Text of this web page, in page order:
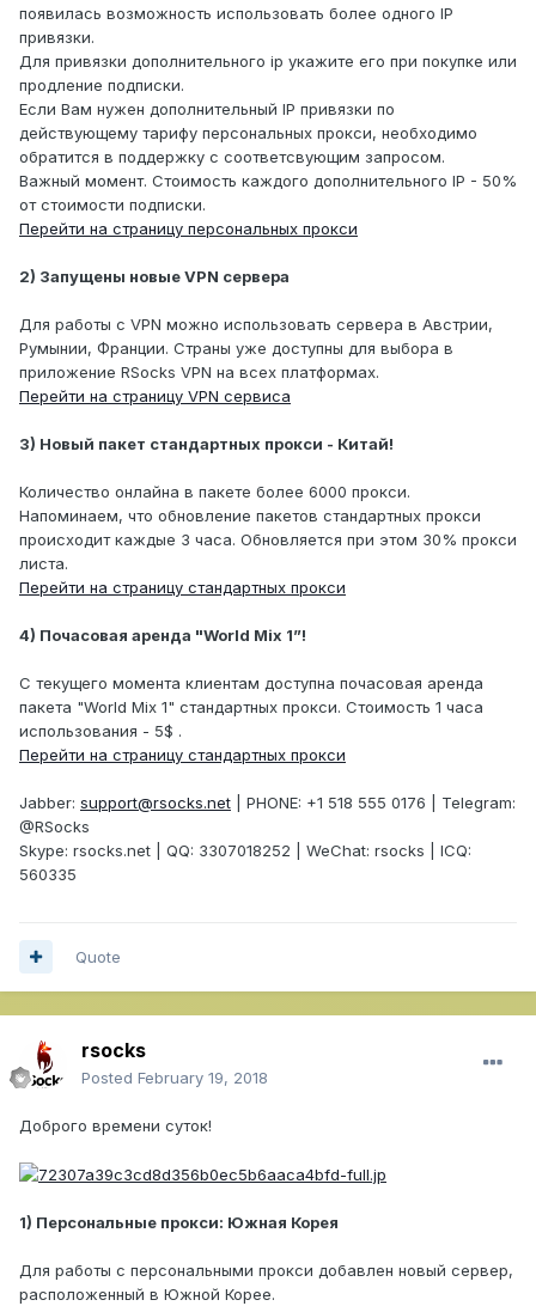
появилась возможность использовать более одного IP
привязки.
Для привязки дополнительного ip укажите его при покупке или
продление подписки.
Если Вам нужен дополнительный IP привязки по
действующему тарифу персональных прокси, необходимо
обратится в поддержку с соответсвующим запросом.
Важный момент. Стоимость каждого дополнительного IP - 50%
от стоимости подписки.
Перейти на страницу персональных прокси
2) Запущены новые VPN сервера
Для работы с VPN можно использовать сервера в Австрии,
Румынии, Франции. Страны уже доступны для выбора в
приложение RSocks VPN на всех платформах.
Перейти на страницу VPN сервиса
3) Новый пакет стандартных прокси - Китай!
Количество онлайна в пакете более 6000 прокси.
Напоминаем, что обновление пакетов стандартных прокси
происходит каждые 3 часа. Обновляется при этом 30% прокси
листа.
Перейти на страницу стандартных прокси
4) Почасовая аренда "World Mix 1”!
С текущего момента клиентам доступна почасовая аренда
пакета "World Mix 1" стандартных прокси. Стоимость 1 часа
использования - 5$ .
Перейти на страницу стандартных прокси
Jabber: support@rsocks.net | PHONE: +1 518 555 0176 | Telegram:
@RSocks
Skype: rsocks.net | QQ: 3307018252 | WeChat: rsocks | ICQ:
560335
Quote
rsocks
Posted February 19, 2018
Доброго времени суток!
1) Персональные прокси: Южная Корея
Для работы с персональными прокси добавлен новый сервер,
расположенный в Южной Корее.